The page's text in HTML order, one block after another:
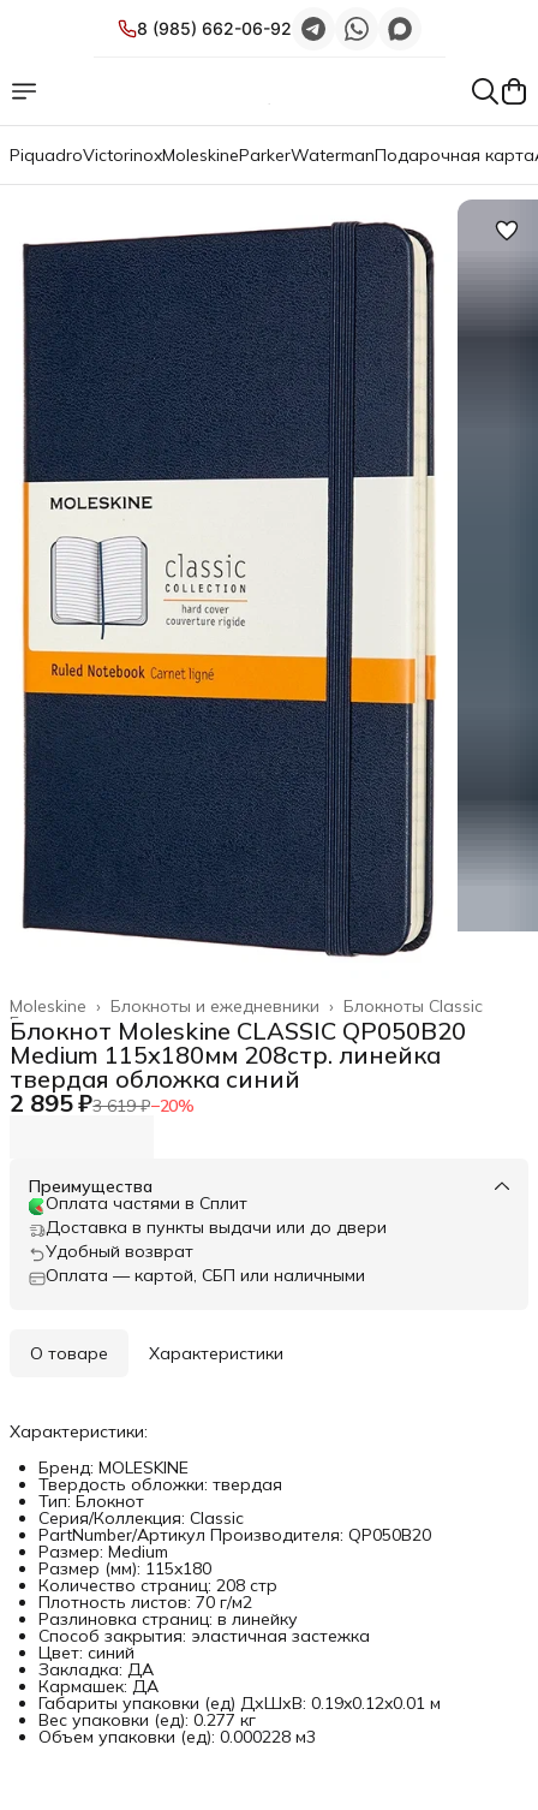
8 (985) 662-06-92
PiquadroVictorinoxMoleskineParkerWatermanПодарочная карта
Блокноты Classic
Блокноты и ежедневники ›
Moleskine ›
Главная ›
Блокнот Moleskine CLASSIC QP050B20
Medium 115x180мм 208стр. линейка
твердая обложка синий
2 895 ₽3 619 ₽−20%
Преимущества
Оплата частями в Сплит
Доставка в пункты выдачи или до двери
Удобный возврат
Оплата — картой, СБП или наличными
О товаре Характеристики
Характеристики:
Бренд: MOLESKINE
Твердость обложки: твердая
Тип: Блокнот
Серия/Коллекция: Classic
PartNumber/Артикул Производителя: QP050B20
Размер: Medium
Размер (мм): 115x180
Количество страниц: 208 стр
Плотность листов: 70 г/м2
Разлиновка страниц: в линейку
Способ закрытия: эластичная застежка
Цвет: синий
Закладка: ДА
Кармашек: ДА
Габариты упаковки (ед) ДхШхВ: 0.19x0.12x0.01 м
Вес упаковки (ед): 0.277 кг
Объем упаковки (ед): 0.000228 м3